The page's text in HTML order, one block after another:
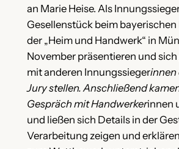
an Marie Heise. Als
Gesellenstück beim
der „Heim und Handwerk“ in
November präsentieren und
mit anderen Innungssiegerinnen
Jury stellen. Anschließend
Gespräch mit Handwerkerinnen
und ließen sich Details in der
Verarbeitung zeigen und